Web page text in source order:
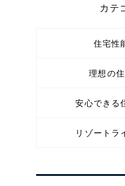
カテ
住宅性
理想の
安心できる
リゾートラ